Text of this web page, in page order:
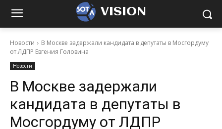
VISION
Новости
В Москве задержали кандидата в депутаты в Мосгордуму
от ЛДПР Евгения Головина
Новости
В Москве задержали
кандидата в депутаты в
Мосгордуму от ЛДПР